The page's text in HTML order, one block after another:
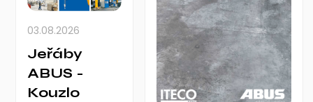
03.08.2026
Jeřáby
ABUS -
Kouzlo